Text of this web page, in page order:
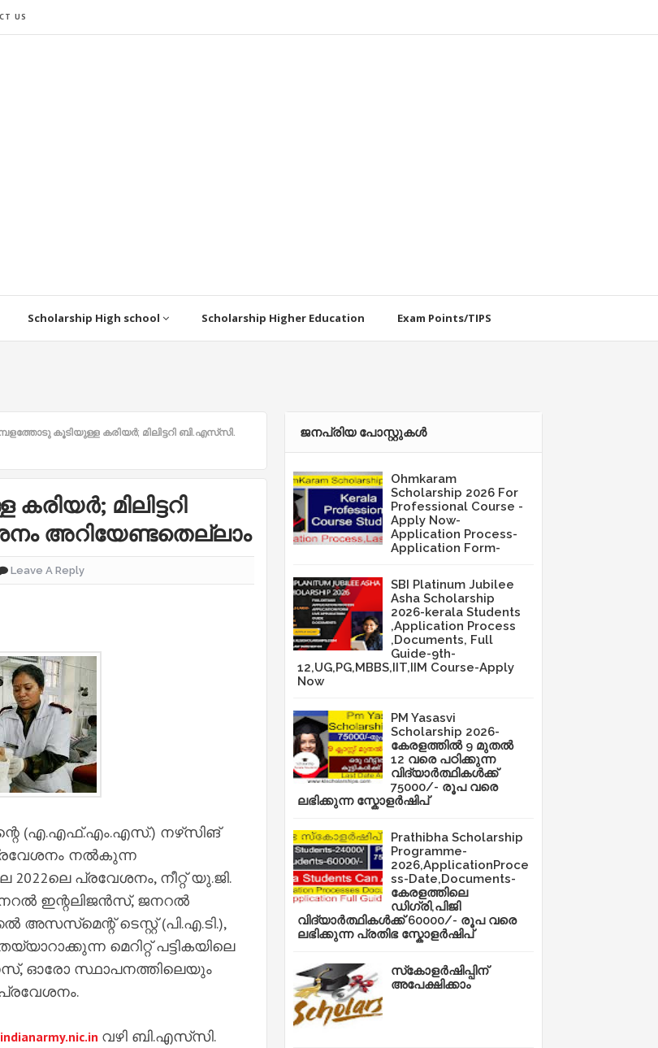
US
Scholarship High school Scholarship Higher Education Exam Points/TIPS
കൂടിയുള്ള കരിയര്‍; മിലിട്ടറി ബി.എസ്‌സി.
മിലിട്ടറി
അറിയേണ്ടതെല്ലാം
Leave A Reply
(എ.എഫ്.എം.എസ്.) നഴ്‌സിങ്
നല്‍കുന്ന
പ്രവേശനം, നീറ്റ് യു.ജി.
ഇന്റലിജന്‍സ്, ജനറല്‍
അസസ്‌മെന്റ് ടെസ്റ്റ് (പി.എ.ടി.),
മെറിറ്റ് പട്ടികയിലെ
ഓരോ സ്ഥാപനത്തിലെയും
വഴി ബി.എസ്‌സി.
ജനപ്രിയ പോസ്റ്റുകള്‍‌
Ohmkaram
Scholarship 2026 For
Professional Course -
Apply Now-
Application Process-
Application Form-
SBI Platinum Jubilee
Asha Scholarship
2026-kerala Students
,Application Process
,Documents, Full
Guide-9th-
12,UG,PG,MBBS,IIT,IIM Course-Apply
Now
PM Yasasvi
Scholarship 2026-
കേരളത്തിൽ 9 മുതൽ
12 വരെ പഠിക്കുന്ന
വിദ്യാർത്ഥികൾക്ക്
75000/- രൂപ വരെ
ലഭിക്കുന്ന സ്കോളർഷിപ്
Prathibha Scholarship
Programme-
2026,ApplicationProce
ss-Date,Documents-
കേരളത്തിലെ
ഡിഗ്രി,പിജി
വിദ്യാർത്ഥികൾക്ക് 60000/- രൂപ വരെ
ലഭിക്കുന്ന പ്രതിഭ സ്കോളർഷിപ്
സ്‌കോളർഷിപ്പിന്
അപേക്ഷിക്കാം